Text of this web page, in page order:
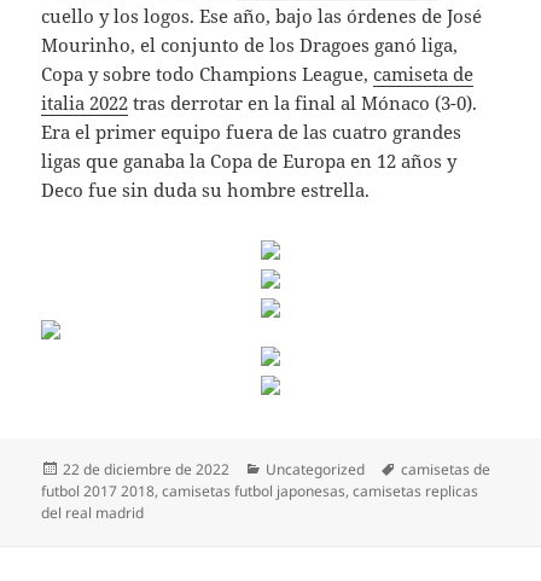
cuello y los logos. Ese año, bajo las órdenes de José
Mourinho, el conjunto de los Dragoes ganó liga,
Copa y sobre todo Champions League,camiseta de
italia 2022 tras derrotar en la final al Mónaco (3-0).
Era el primer equipo fuera de las cuatro grandes
ligas que ganaba la Copa de Europa en 12 años y
Deco fue sin duda su hombre estrella.
Publicado
el
22 de diciembre de 2022 Categorías
Uncategorized Etiquetas
camisetas de
futbol 2017 2018,camisetas futbol japonesas,camisetas replicas
del real madrid